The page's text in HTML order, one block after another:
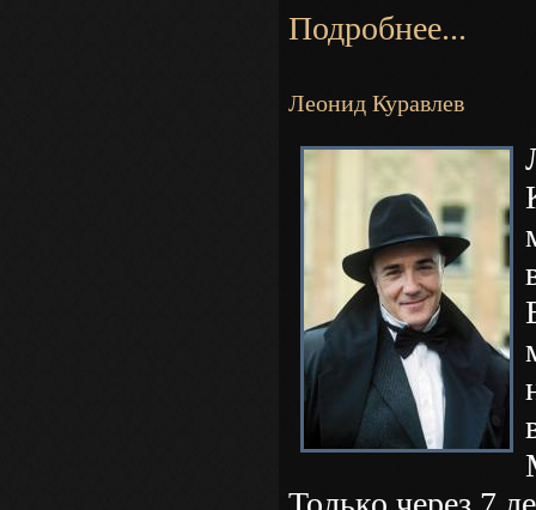
Подробнее...
Леонид Куравлев